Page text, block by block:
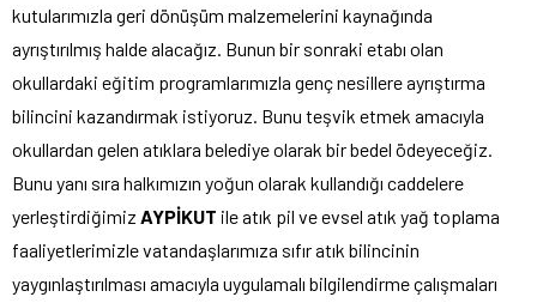
kutularımızla geri dönüşüm malzemelerini kaynağında
ayrıştırılmış halde alacağız. Bunun bir sonraki etabı olan
okullardaki eğitim programlarımızla genç nesillere ayrıştırma
bilincini kazandırmak istiyoruz. Bunu teşvik etmek amacıyla
okullardan gelen atıklara belediye olarak bir bedel ödeyeceğiz.
Bunu yanı sıra halkımızın yoğun olarak kullandığı caddelere
yerleştirdiğimiz AYPİKUT ile atık pil ve evsel atık yağ toplama
faaliyetlerimizle vatandaşlarımıza sıfır atık bilincinin
yaygınlaştırılması amacıyla uygulamalı bilgilendirme çalışmaları